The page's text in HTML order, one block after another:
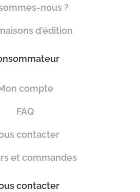
nous ?
d'édition
compte
FAQ
contacter
et commandes
contacter